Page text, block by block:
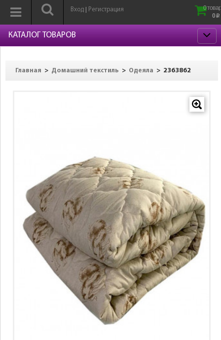
Вход Регистрация
0
0 p
КАТАЛОГ ТОВАРОВ
Главная > Домашний текстиль > Одеяла > 2363862